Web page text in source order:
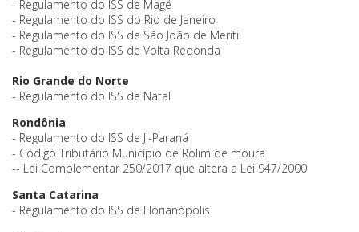
- Regulamento do ISS de Magé
- Regulamento do ISS do Rio de Janeiro
- Regulamento do ISS de São João de Meriti
- Regulamento do ISS de Volta Redonda
Rio Grande do Norte
- Regulamento do ISS de Natal
Rondônia
- Regulamento do ISS de Ji-Paraná
- Código Tributário Município de Rolim de moura
-- Lei Complementar 250/2017 que altera a Lei 947/2000
Santa Catarina
- Regulamento do ISS de Florianópolis